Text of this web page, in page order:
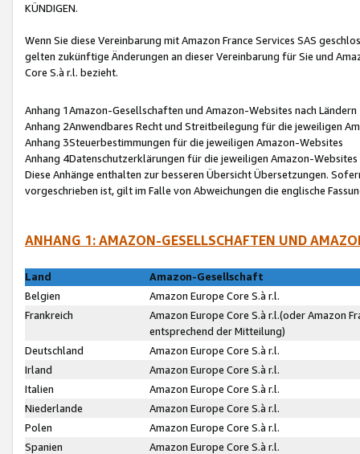
KÜNDIGEN.
Wenn Sie diese Vereinbarung mit Amazon France Services SAS
gelten zukünftige Änderungen an dieser Vereinbarung für Sie und
Core S.à r.l. bezieht.
Anhang 1Amazon-Gesellschaften und Amazon-Websites nach Ländern
Anhang 2Anwendbares Recht und Streitbeilegung für die jeweiligen
Anhang 3Steuerbestimmungen für die jeweiligen Amazon-Websites
Anhang 4Datenschutzerklärungen für die jeweiligen Amazon-Websites
Diese Anhänge enthalten zur besseren Übersicht Übersetzungen.
vorgeschrieben ist, gilt im Falle von Abweichungen die englische
ANHANG 1: AMAZON-GESELLSCHAFTEN UND
Land
Amazon-Gesellschaft
Belgien
Amazon Europe Core S.à r.l.
Frankreich
Amazon Europe Core S.à r.l.(oder Amazon
entsprechend der Mitteilung)
Deutschland
Amazon Europe Core S.à r.l.
Irland
Amazon Europe Core S.à r.l.
Italien
Amazon Europe Core S.à r.l.
Niederlande
Amazon Europe Core S.à r.l.
Polen
Amazon Europe Core S.à r.l.
Spanien
Amazon Europe Core S.à r.l.